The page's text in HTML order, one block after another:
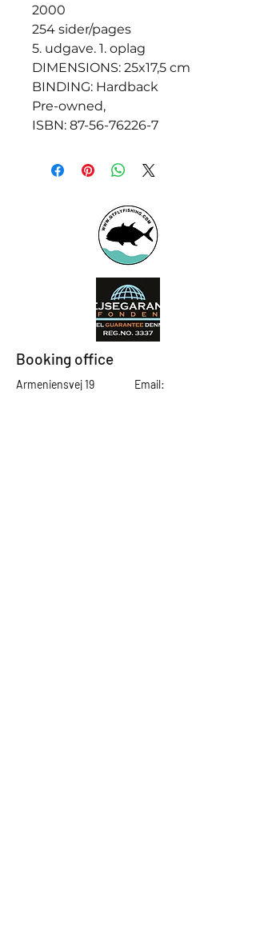
2000
254 sider/pages
5. udgave. 1. oplag
DIMENSIONS: 25x17,5 cm
BINDING: Hardback
Pre-owned,
ISBN: 87-56-76226-7
Booking office
Armeniensvej 19
Email: